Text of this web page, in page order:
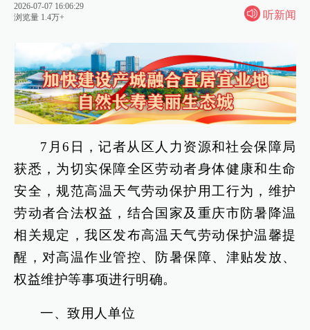
2026-07-07 16:06:29
浏览量 1.4万+
听新闻
7月6日，记者从区人力资源和社会保障局
获悉，为切实保障全区劳动者身体健康和生命
安全，规范高温天气劳动保护用工行为，维护
劳动者合法权益，结合国家及重庆市防暑降温
相关规定，我区发布高温天气劳动保护温馨提
醒，对高温作业管控、防暑保障、津贴发放、
权益维护等事项进行明确。
一、致用人单位